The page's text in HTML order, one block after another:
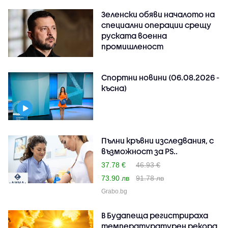
Зеленски обяви началото на
специални операции срещу
руската военна
промишленост
Спортни новини (06.08.2026 -
късна)
Пълни кръвни изследвания, с
възможност за PS..
37.78 €
46.93 €
73.90 лв
91.78 лв
Grabo.bg
В Будапеща регистрираха
температуратурен рекорд